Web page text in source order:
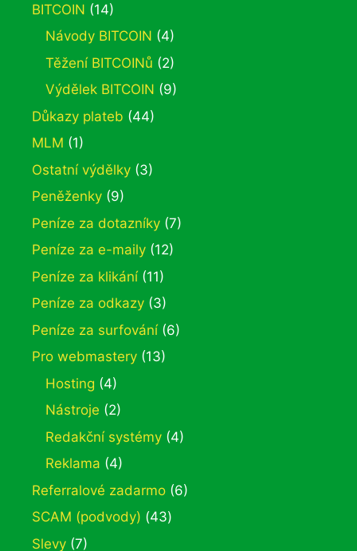
BITCOIN (14)
Návody BITCOIN (4)
Těžení BITCOINů (2)
Výdělek BITCOIN (9)
Důkazy plateb (44)
MLM (1)
Ostatní výdělky (3)
Peněženky (9)
Peníze za dotazníky (7)
Peníze za e-maily (12)
Peníze za klikání(11)
Peníze za odkazy (3)
Peníze za surfování(6)
Pro webmastery (13)
Hosting (4)
Nástroje (2)
Redakční systémy (4)
Reklama (4)
Referralové zadarmo (6)
SCAM (podvody) (43)
Slevy (7)